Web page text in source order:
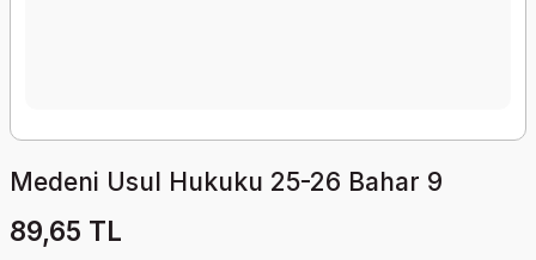
Medeni Usul Hukuku 25-26 Bahar 9
89,65 TL